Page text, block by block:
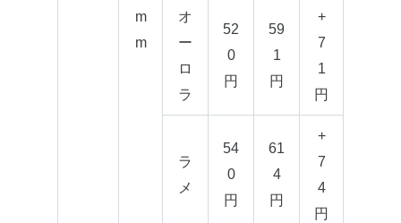
m
m
オ
ー
ロ
ラ
52
0
円
59
1
円
+
7
1
円
ラ
メ
54
0
円
61
4
円
+
7
4
円